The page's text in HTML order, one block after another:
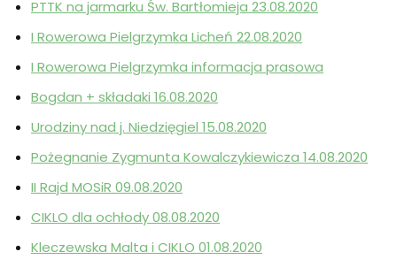
PTTK na jarmarku Św. Bartłomieja 23.08.2020
I Rowerowa Pielgrzymka Licheń 22.08.2020
I Rowerowa Pielgrzymka informacja prasowa
Bogdan + składaki 16.08.2020
Urodziny nad j. Niedzięgiel 15.08.2020
Pożegnanie Zygmunta Kowalczykiewicza 14.08.2020
II Rajd MOSiR 09.08.2020
CIKLO dla ochłody 08.08.2020
Kleczewska Malta i CIKLO 01.08.2020